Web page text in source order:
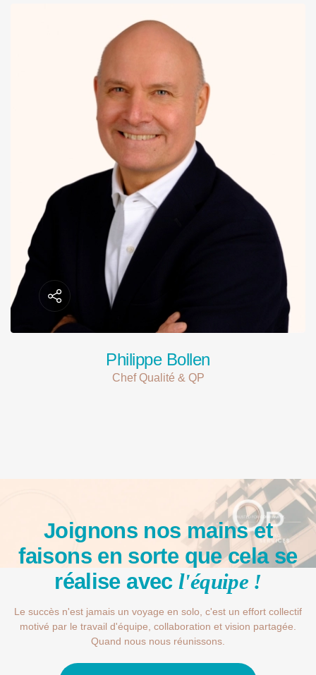
Philippe Bollen
Chef Qualité & QP
Joignons nos mains et
faisons en sorte que cela se
réalise avecl'équipe !
Le succès n'est jamais un voyage en solo, c'est un effort collectif
motivé par le travail d'équipe, collaboration et vision partagée.
Quand nous nous réunissons.